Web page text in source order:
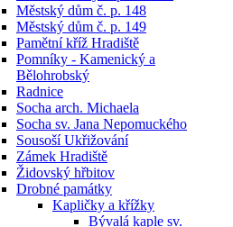
Městský dům č. p. 148
Městský dům č. p. 149
Pamětní kříž Hradiště
Pomníky - Kamenický a
Bělohrobský
Radnice
Socha arch. Michaela
Socha sv. Jana Nepomuckého
Sousoší Ukřižování
Zámek Hradiště
Židovský hřbitov
Drobné památky
Kapličky a křížky
Bývalá kaple sv.